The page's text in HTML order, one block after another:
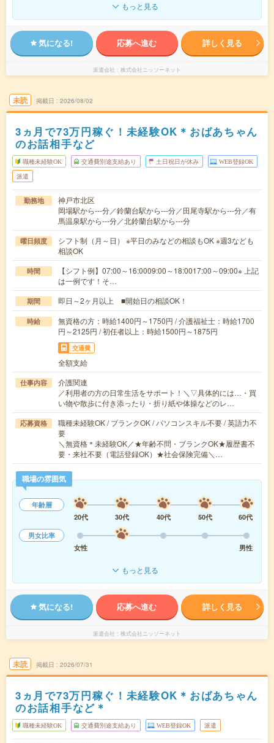
もっと見る
気になる! 応募へ進む 詳しく見る
派遣会社 株式会社ニッソーネット
未読 掲載日 2026/08/02
3ヵ月で73万円稼ぐ！未経験OK＊おばあちゃん
のお話相手など
職種未経験OK 交通費別途支給あり 土日祝日が休み WEB登録OK
派遣
勤務地
神戸市北区
岡場駅から---分／鈴蘭台駅から---分／田尾寺駅から---分／有
馬温泉駅から---分／北鈴蘭台駅から---分
曜日頻度
シフト制（月～日） ※平日のみなどの相談もOK ※週3なども
相談OK
時間
【シフト例】07:00～16:0009:00～18:0017:00～09:00※ 上記
は一例です！そ…
期間 即日～2ヶ月以上 ■開始日の相談OK！
時給
無資格の方：時給1400円～1750円 / 介護福祉士：時給1700
円～2125円 / 初任者以上：時給1500円～1875円
交通費
全額支給
仕事内容
介護関連
／利用者の方の日常生活をサポート！＼▽具体的には…・買
い物や散歩に付き添ったり・折り紙や体操などのレ…
応募資格
職種未経験OK / ブランクOK / パソコンスキル不要 / 英語力不
要
＼無資格＊未経験OK／★年齢不問・ブランクOK★履歴書不
要・来社不要（電話登録OK）★社会保険完備＼…
職場の雰囲気
年齢層
20代
30代 40代 50代
60代
男女比率
女性
男性
もっと見る
気になる! 応募へ進む 詳しく見る
派遣会社 株式会社ニッソーネット
未読 掲載日 2026/07/31
3ヵ月で73万円稼ぐ！未経験OK＊おばあちゃん
のお話相手など＊
職種未経験OK 交通費別途支給あり WEB登録OK 派遣